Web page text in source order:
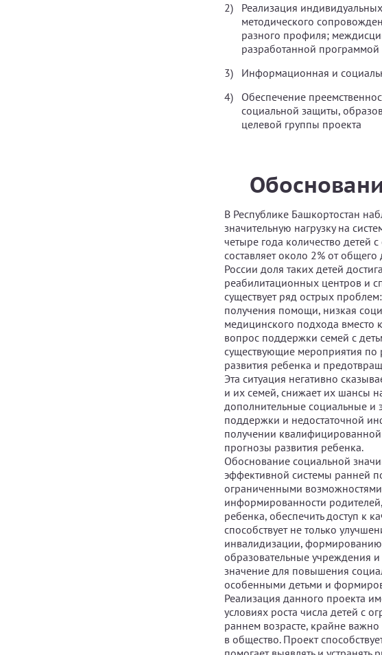
Реализация
методического
разного профиля;
разработанной программой
Информационная и
Обеспечение
социальной защиты,
целевой группы проекта
В Республике Башкортостан
значительную нагрузку на
четыре года количество детей
составляет около 2% от
России доля таких детей
реабилитационных центров и
существует ряд острых
получения помощи, низкая
медицинского подхода вместо
вопрос поддержки семей с
существующие мероприятия
развития ребенка и
Эта ситуация негативно
и их семей, снижает их шансы
дополнительные социальные и
поддержки и недостаточной
получении
прогнозы развития ребенка.
Обоснование социальной
эффективной системы ранней
ограниченными
информированности
ребенка, обеспечить доступ к
способствует не только
инвалидизации,
образовательные учреждения
значение для повышения
особенными детьми и
Реализация данного проекта
условиях роста числа детей с
раннем возрасте, крайне
в общество. Проект